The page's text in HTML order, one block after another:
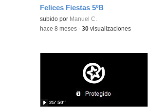
Felices Fiestas 5ºB
Contenido educativo.
subido por Manuel C.
-hace 8 meses -30 visualizaciones
25′ 50″